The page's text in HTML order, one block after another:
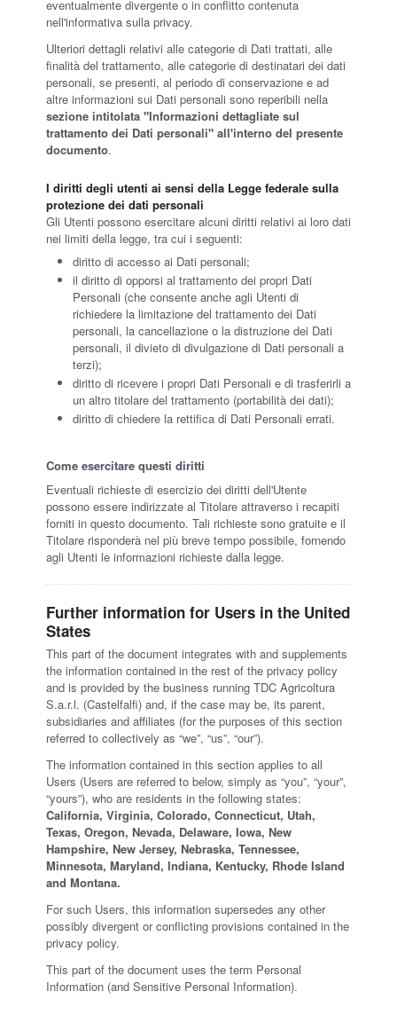
eventualmente divergente o in conflitto contenuta
nell'informativa sulla privacy.
Ulteriori dettagli relativi alle categorie di Dati trattati, alle
finalità del trattamento, alle categorie di destinatari dei dati
personali, se presenti, al periodo di conservazione e ad
altre informazioni sui Dati personali sono reperibili nella
sezione intitolata "Informazioni dettagliate sul
trattamento dei Dati personali" all'interno del presente
documento.
I diritti degli utenti ai sensi della Legge federale sulla
protezione dei dati personali
Gli Utenti possono esercitare alcuni diritti relativi ai loro dati
nei limiti della legge, tra cui i seguenti:
diritto di accesso ai Dati personali;
il diritto di opporsi al trattamento dei propri Dati
Personali (che consente anche agli Utenti di
richiedere la limitazione del trattamento dei Dati
personali, la cancellazione o la distruzione dei Dati
personali, il divieto di divulgazione di Dati personali a
terzi);
diritto di ricevere i propri Dati Personali e di trasferirli a
un altro titolare del trattamento (portabilità dei dati);
diritto di chiedere la rettifica di Dati Personali errati.
Come esercitare questi diritti
Eventuali richieste di esercizio dei diritti dell'Utente
possono essere indirizzate al Titolare attraverso i recapiti
forniti in questo documento. Tali richieste sono gratuite e il
Titolare risponderà nel più breve tempo possibile, fornendo
agli Utenti le informazioni richieste dalla legge.
Further information for Users in the United
States
This part of the document integrates with and supplements
the information contained in the rest of the privacy policy
and is provided by the business running TDC Agricoltura
S.a.r.l. (Castelfalfi) and, if the case may be, its parent,
subsidiaries and affiliates (for the purposes of this section
referred to collectively as “we”, “us”, “our”).
The information contained in this section applies to all
Users (Users are referred to below, simply as “you”, “your”,
“yours”), who are residents in the following states:
California, Virginia, Colorado, Connecticut, Utah,
Texas, Oregon, Nevada, Delaware, Iowa, New
Hampshire, New Jersey, Nebraska, Tennessee,
Minnesota, Maryland, Indiana, Kentucky, Rhode Island
and Montana.
For such Users, this information supersedes any other
possibly divergent or conflicting provisions contained in the
privacy policy.
This part of the document uses the term Personal
Information (and Sensitive Personal Information).